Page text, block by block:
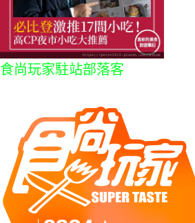
食尚玩家駐站部落客